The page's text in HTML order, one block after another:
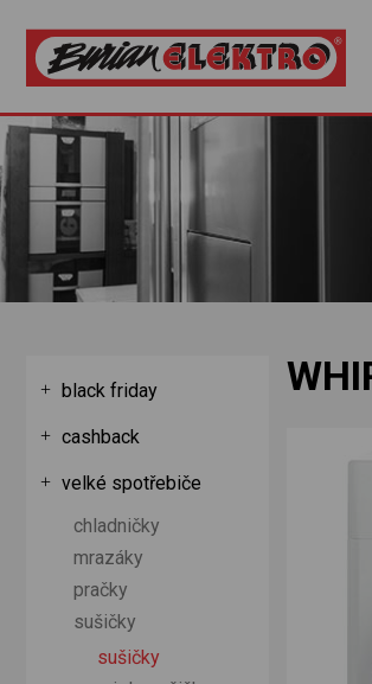
black friday
cashback
velké spotřebiče
chladničky
mrazáky
pračky
sušičky
sušičky